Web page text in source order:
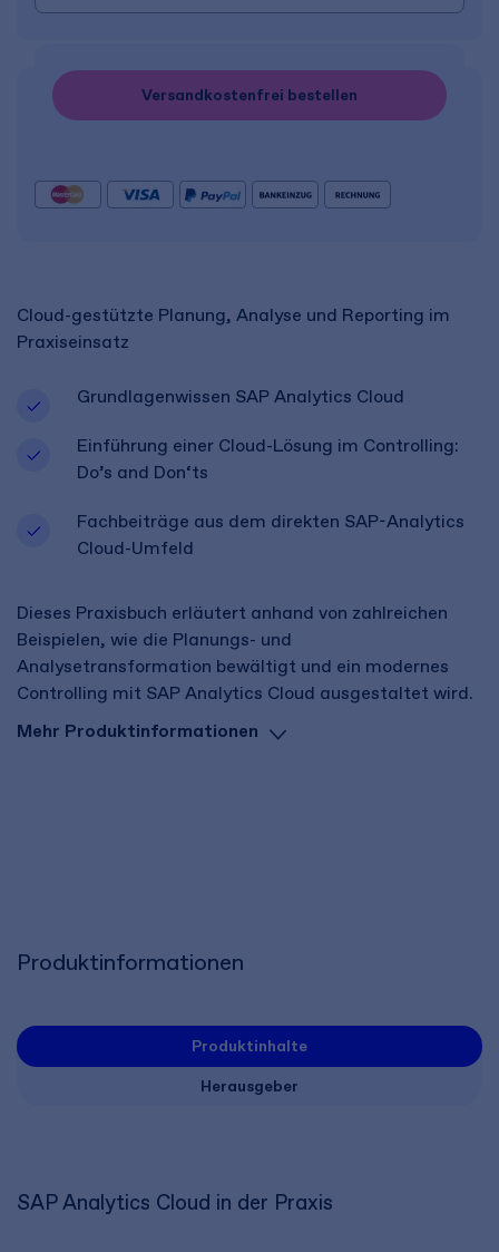
Cloud-gestützte Planung, Analyse und Reporting im
Praxiseinsatz
Grundlagenwissen SAP Analytics Cloud
Einführung einer Cloud-Lösung im Controlling:
Do’s and Don‘ts
Fachbeiträge aus dem direkten SAP-Analytics
Cloud-Umfeld
Dieses Praxisbuch erläutert anhand von zahlreichen
Beispielen, wie die Planungs- und
Analysetransformation bewältigt und ein modernes
Controlling mit SAP Analytics Cloud ausgestaltet wird.
Mehr Produktinformationen
Versandkostenfrei bestellen
Produktinformationen
Produktinhalte
Herausgeber
SAP Analytics Cloud in der Praxis